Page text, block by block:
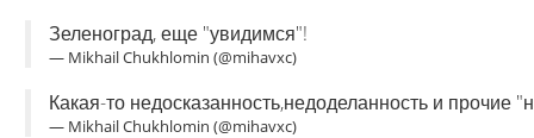
Зеленоград, еще "увидимся"!
— Mikhail Chukhlomin (@mihavxc)
Какая-то недосказанность,недоделанность и прочие
— Mikhail Chukhlomin (@mihavxc)